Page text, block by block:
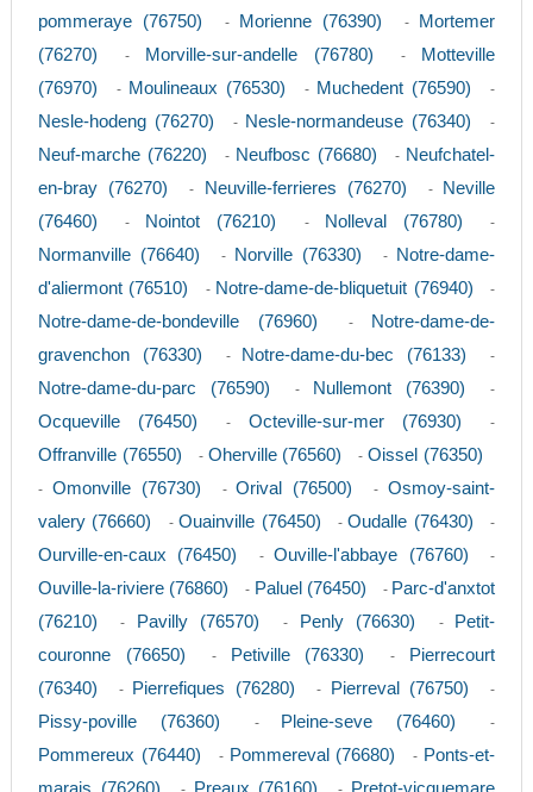
pommeraye (76750)
- Morienne (76390) -
Mortemer
(76270)
- Morville-sur-andelle (76780) -
Motteville
(76970)
- Moulineaux (76530) - Muchedent (76590) -
Nesle-hodeng (76270) - Nesle-normandeuse (76340) -
Neuf-marche (76220) - Neufbosc (76680) - Neufchatel-
en-bray (76270)
- Neuville-ferrieres (76270) -
Neville
(76460)
- Nointot (76210) - Nolleval (76780) -
Normanville (76640) - Norville (76330) -
Notre-dame-
d'aliermont (76510)
- Notre-dame-de-bliquetuit (76940) -
Notre-dame-de-bondeville (76960) -
Notre-dame-de-
gravenchon (76330)
- Notre-dame-du-bec (76133) -
Notre-dame-du-parc (76590) - Nullemont (76390) -
Ocqueville (76450) - Octeville-sur-mer (76930) -
Offranville (76550) - Oherville (76560) -Oissel (76350)
- Omonville (76730) -Orival (76500) -Osmoy-saint-
valery (76660)
-Ouainville (76450) -Oudalle (76430) -
Ourville-en-caux (76450) -Ouville-l'abbaye (76760) -
Ouville-la-riviere (76860) - Paluel (76450) - Parc-d'anxtot
(76210)
- Pavilly (76570) - Penly (76630) -
Petit-
couronne (76650)
- Petiville (76330) -
Pierrecourt
(76340)
- Pierrefiques (76280) - Pierreval (76750) -
Pissy-poville (76360) - Pleine-seve (76460) -
Pommereux (76440) - Pommereval (76680) - Ponts-et-